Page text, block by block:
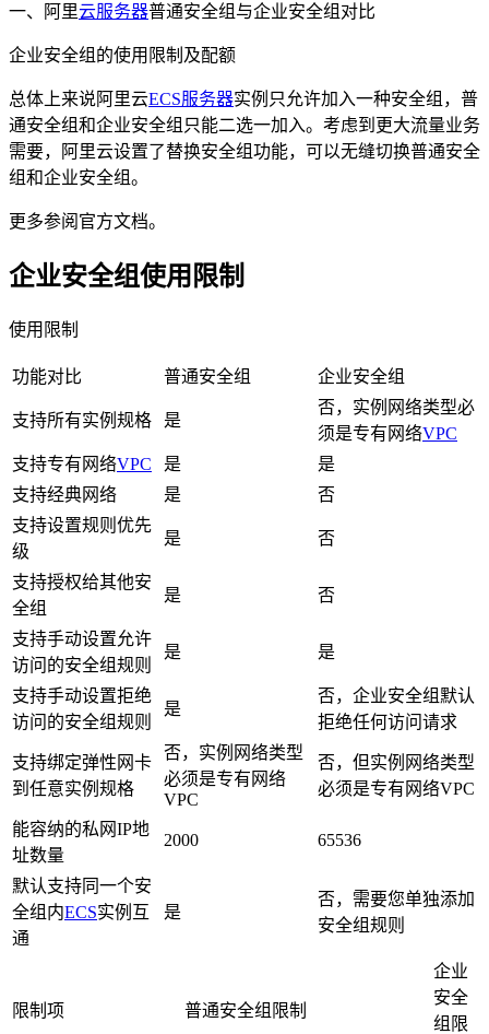
一、阿里云服务器普通安全组与企业安全组对比
企业安全组的使用限制及配额
总体上来说阿里云ECS服务器实例只允许加入一种安全组，普
通安全组和企业安全组只能二选一加入。考虑到更大流量业务
需要，阿里云设置了替换安全组功能，可以无缝切换普通安全
组和企业安全组。
更多参阅官方文档。
企业安全组使用限制
使用限制
功能对比 普通安全组 企业安全组
支持所有实例规格 是
否，实例网络类型必
须是专有网络VPC
支持专有网络VPC 是
是
支持经典网络
是
否
支持设置规则优先
级
是 否
支持授权给其他安
全组
是 否
支持手动设置允许
访问的安全组规则
是 是
支持手动设置拒绝
访问的安全组规则
是
否，企业安全组默认
拒绝任何访问请求
支持绑定弹性网卡
到任意实例规格
否，实例网络类型
必须是专有网络
VPC
否，但实例网络类型
必须是专有网络VPC
能容纳的私网IP地
址数量
2000 65536
默认支持同一个安
全组内ECS实例互
通
是
否，需要您单独添加
安全组规则
限制项 普通安全组限制
企业
安全
组限